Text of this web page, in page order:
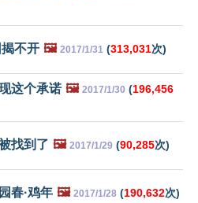
不开 🖼️ 2017/1/31 (313,031次)
这个承诺 🖼️ 2017/1/30 (196,456
找到了 🖼️ 2017/1/29 (90,285次)
春·鸡年 🖼️ 2017/1/28 (190,632次)